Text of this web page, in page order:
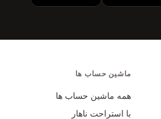
ماشین حساب ها
همه ماشین حساب ها
با استراحت ناهار